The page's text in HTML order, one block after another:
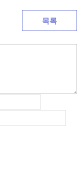
목록